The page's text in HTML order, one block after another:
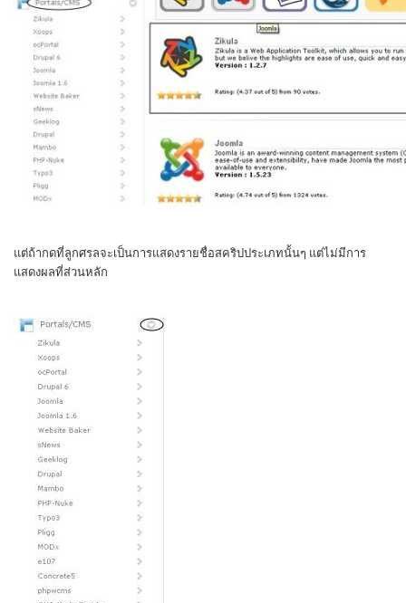
แต่ถ้ากดที่ลูกศรลจะเป็นการแสดงรายชื่อสคริปประเภทนั้นๆ แต่ไม่มีการ
แสดงผลที่ส่วนหลัก